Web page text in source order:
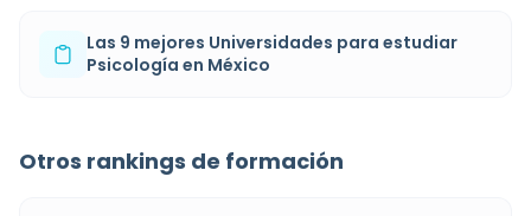
Las 9 mejores Universidades para estudiar
Psicología en México
Otros rankings de formación